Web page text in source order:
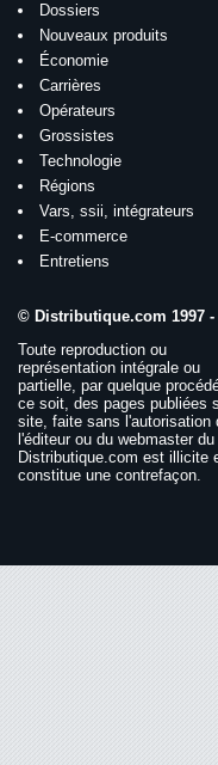
Dossiers
Nouveaux produits
Économie
Carrières
Opérateurs
Grossistes
Technologie
Régions
Vars, ssii, intégrateurs
E-commerce
Entretiens
© Distributique.com 1997 -
Toute reproduction ou
représentation intégrale ou
partielle, par quelque
ce soit, des pages publiées
site, faite sans l'autorisation
l'éditeur ou du webmaster
Distributique.com est illicite
constitue une contrefaçon.